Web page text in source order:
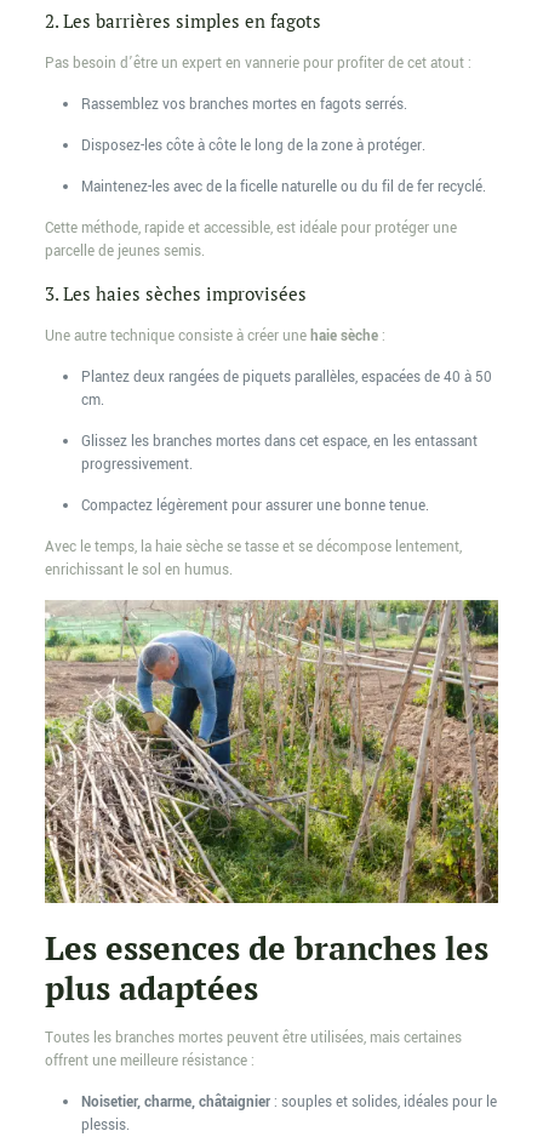
2. Les barrières simples en fagots
Pas besoin d’être un expert en vannerie pour profiter de cet atout :
Rassemblez vos branches mortes en fagots serrés.
Disposez-les côte à côte le long de la zone à protéger.
Maintenez-les avec de la ficelle naturelle ou du fil de fer recyclé.
Cette méthode, rapide et accessible, est idéale pour protéger une
parcelle de jeunes semis.
3. Les haies sèches improvisées
Une autre technique consiste à créer unehaie sèche:
Plantez deux rangées de piquets parallèles, espacées de 40 à 50
cm.
Glissez les branches mortes dans cet espace, en les entassant
progressivement.
Compactez légèrement pour assurer une bonne tenue.
Avec le temps, la haie sèche se tasse et se décompose lentement,
enrichissant le sol en humus.
Les essences de branches les
plus adaptées
Toutes les branches mortes peuvent être utilisées, mais certaines
offrent une meilleure résistance :
Noisetier, charme, châtaignier: souples et solides, idéales pour le
plessis.